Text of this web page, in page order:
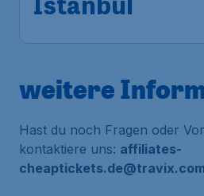
Istanbul
weitere
Hast du noch Fragen oder
kontaktiere uns: affiliates-